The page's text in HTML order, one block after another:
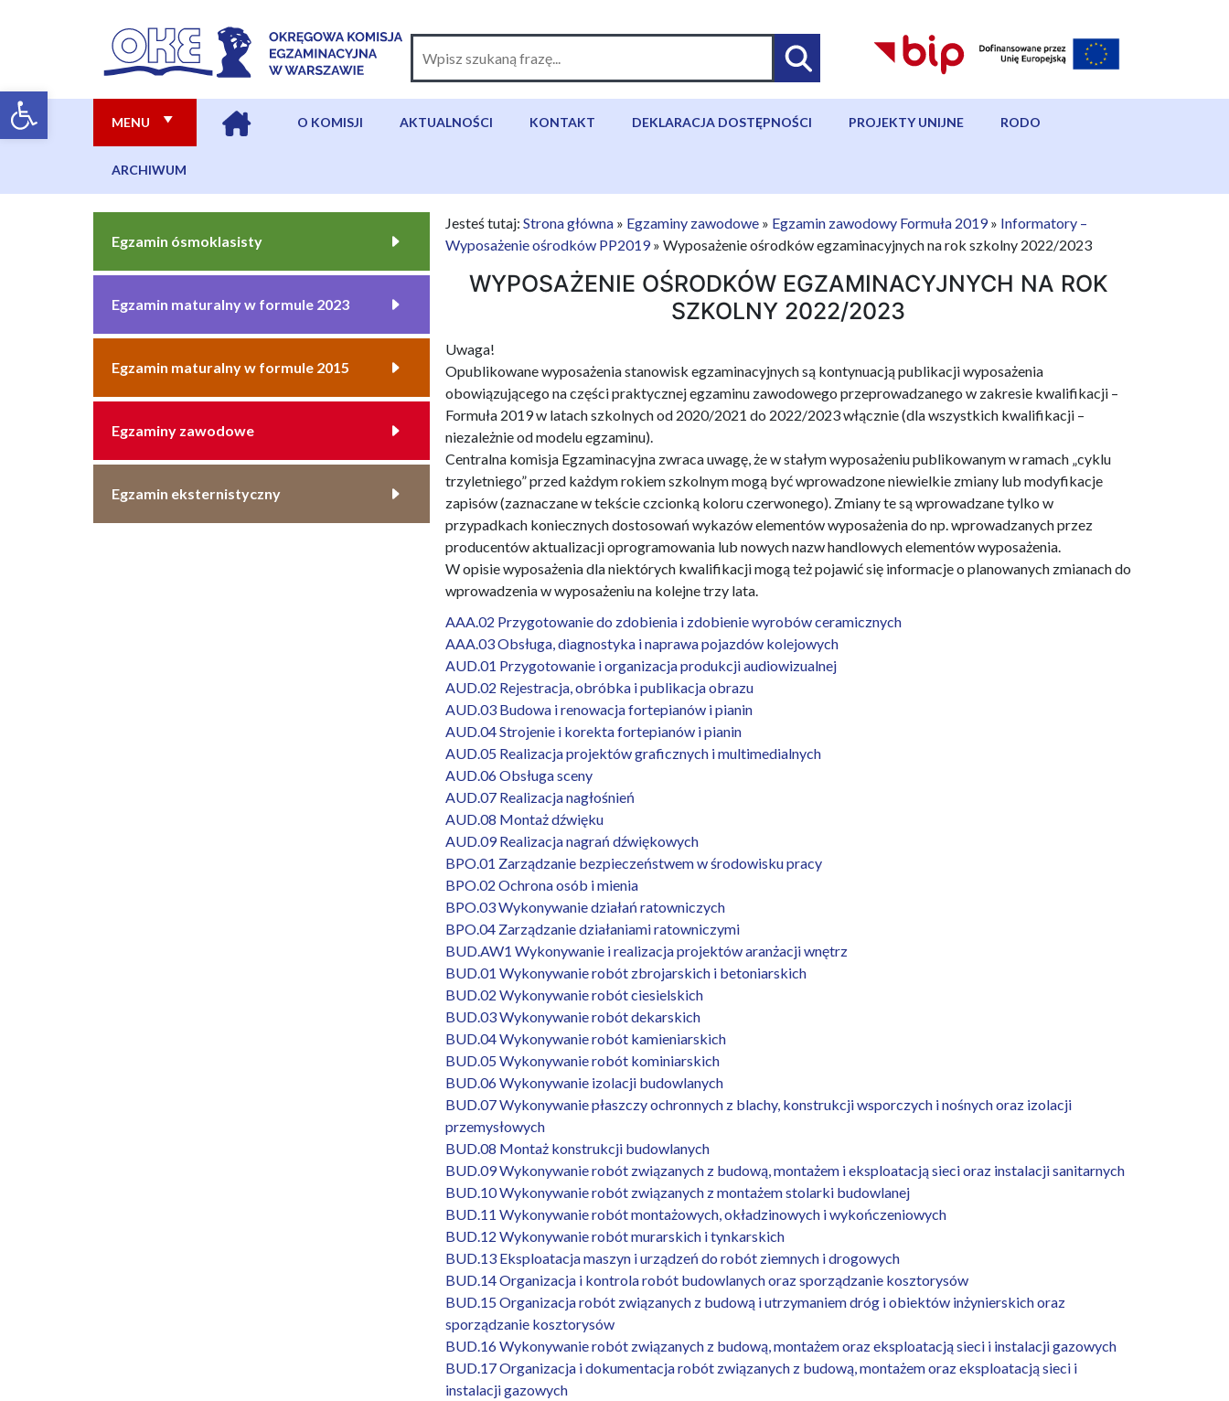
MENU O KOMISJI AKTUALNOŚCI KONTAKT DEKLARACJA DOSTĘPNOŚCI PROJEKTY UNIJNE RODO
ARCHIWUM
Egzamin ósmoklasisty
Egzamin maturalny w formule 2023
Egzamin maturalny w formule 2015
Egzaminy zawodowe
Egzamin eksternistyczny
Jesteś tutaj: Strona główna » Egzaminy zawodowe » Egzamin zawodowy Formuła 2019» Informatory –
Wyposażenie ośrodków PP2019» Wyposażenie ośrodków egzaminacyjnych na rok szkolny 2022/2023
WYPOSAŻENIE OŚRODKÓW EGZAMINACYJNYCH NA ROK
SZKOLNY 2022/2023
Uwaga!
Opublikowane wyposażenia stanowisk egzaminacyjnych są kontynuacją publikacji wyposażenia
obowiązującego na części praktycznej egzaminu zawodowego przeprowadzanego w zakresie kwalifikacji –
Formuła 2019 w latach szkolnych od 2020/2021 do 2022/2023 włącznie (dla wszystkich kwalifikacji –
niezależnie od modelu egzaminu).
Centralna komisja Egzaminacyjna zwraca uwagę, że w stałym wyposażeniu publikowanym w ramach „cyklu
trzyletniego” przed każdym rokiem szkolnym mogą być wprowadzone niewielkie zmiany lub modyfikacje
zapisów (zaznaczane w tekście czcionką koloru czerwonego). Zmiany te są wprowadzane tylko w
przypadkach koniecznych dostosowań wykazów elementów wyposażenia do np. wprowadzanych przez
producentów aktualizacji oprogramowania lub nowych nazw handlowych elementów wyposażenia.
W opisie wyposażenia dla niektórych kwalifikacji mogą też pojawić się informacje o planowanych zmianach do
wprowadzenia w wyposażeniu na kolejne trzy lata.
AAA.02 Przygotowanie do zdobienia i zdobienie wyrobów ceramicznych
AAA.03 Obsługa, diagnostyka i naprawa pojazdów kolejowych
AUD.01 Przygotowanie i organizacja produkcji audiowizualnej
AUD.02 Rejestracja, obróbka i publikacja obrazu
AUD.03 Budowa i renowacja fortepianów i pianin
AUD.04 Strojenie i korekta fortepianów i pianin
AUD.05 Realizacja projektów graficznych i multimedialnych
AUD.06 Obsługa sceny
AUD.07 Realizacja nagłośnień
AUD.08 Montaż dźwięku
AUD.09 Realizacja nagrań dźwiękowych
BPO.01 Zarządzanie bezpieczeństwem w środowisku pracy
BPO.02 Ochrona osób i mienia
BPO.03 Wykonywanie działań ratowniczych
BPO.04 Zarządzanie działaniami ratowniczymi
BUD.AW1 Wykonywanie i realizacja projektów aranżacji wnętrz
BUD.01 Wykonywanie robót zbrojarskich i betoniarskich
BUD.02 Wykonywanie robót ciesielskich
BUD.03 Wykonywanie robót dekarskich
BUD.04 Wykonywanie robót kamieniarskich
BUD.05 Wykonywanie robót kominiarskich
BUD.06 Wykonywanie izolacji budowlanych
BUD.07 Wykonywanie płaszczy ochronnych z blachy, konstrukcji wsporczych i nośnych oraz izolacji
przemysłowych
BUD.08 Montaż konstrukcji budowlanych
BUD.09 Wykonywanie robót związanych z budową, montażem i eksploatacją sieci oraz instalacji sanitarnych
BUD.10 Wykonywanie robót związanych z montażem stolarki budowlanej
BUD.11 Wykonywanie robót montażowych, okładzinowych i wykończeniowych
BUD.12 Wykonywanie robót murarskich i tynkarskich
BUD.13 Eksploatacja maszyn i urządzeń do robót ziemnych i drogowych
BUD.14 Organizacja i kontrola robót budowlanych oraz sporządzanie kosztorysów
BUD.15 Organizacja robót związanych z budową i utrzymaniem dróg i obiektów inżynierskich oraz
sporządzanie kosztorysów
BUD.16 Wykonywanie robót związanych z budową, montażem oraz eksploatacją sieci i instalacji gazowych
BUD.17 Organizacja i dokumentacja robót związanych z budową, montażem oraz eksploatacją sieci i
instalacji gazowych